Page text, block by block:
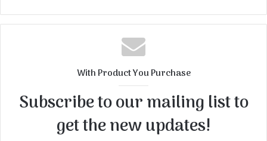
b
s
i
With Product You Purchase
Subscribe to our mailing list to
get the new updates!